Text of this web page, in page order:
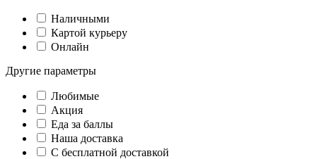
Наличными
Картой курьеру
Онлайн
Другие параметры
Любимые
Акция
Еда за баллы
Наша доставка
C бесплатной доставкой